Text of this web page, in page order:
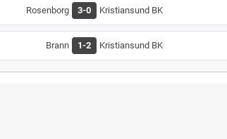
Rosenborg 3-0 Kristiansund BK
Brann 1-2 Kristiansund BK